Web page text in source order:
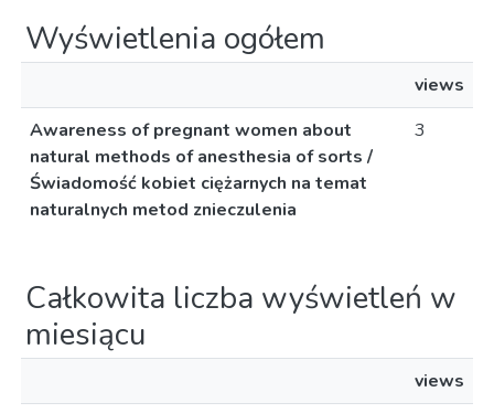
Wyświetlenia ogółem
views
Awareness of pregnant women about
natural methods of anesthesia of sorts /
Świadomość kobiet ciężarnych na temat
naturalnych metod znieczulenia
3
Całkowita liczba wyświetleń w
miesiącu
views